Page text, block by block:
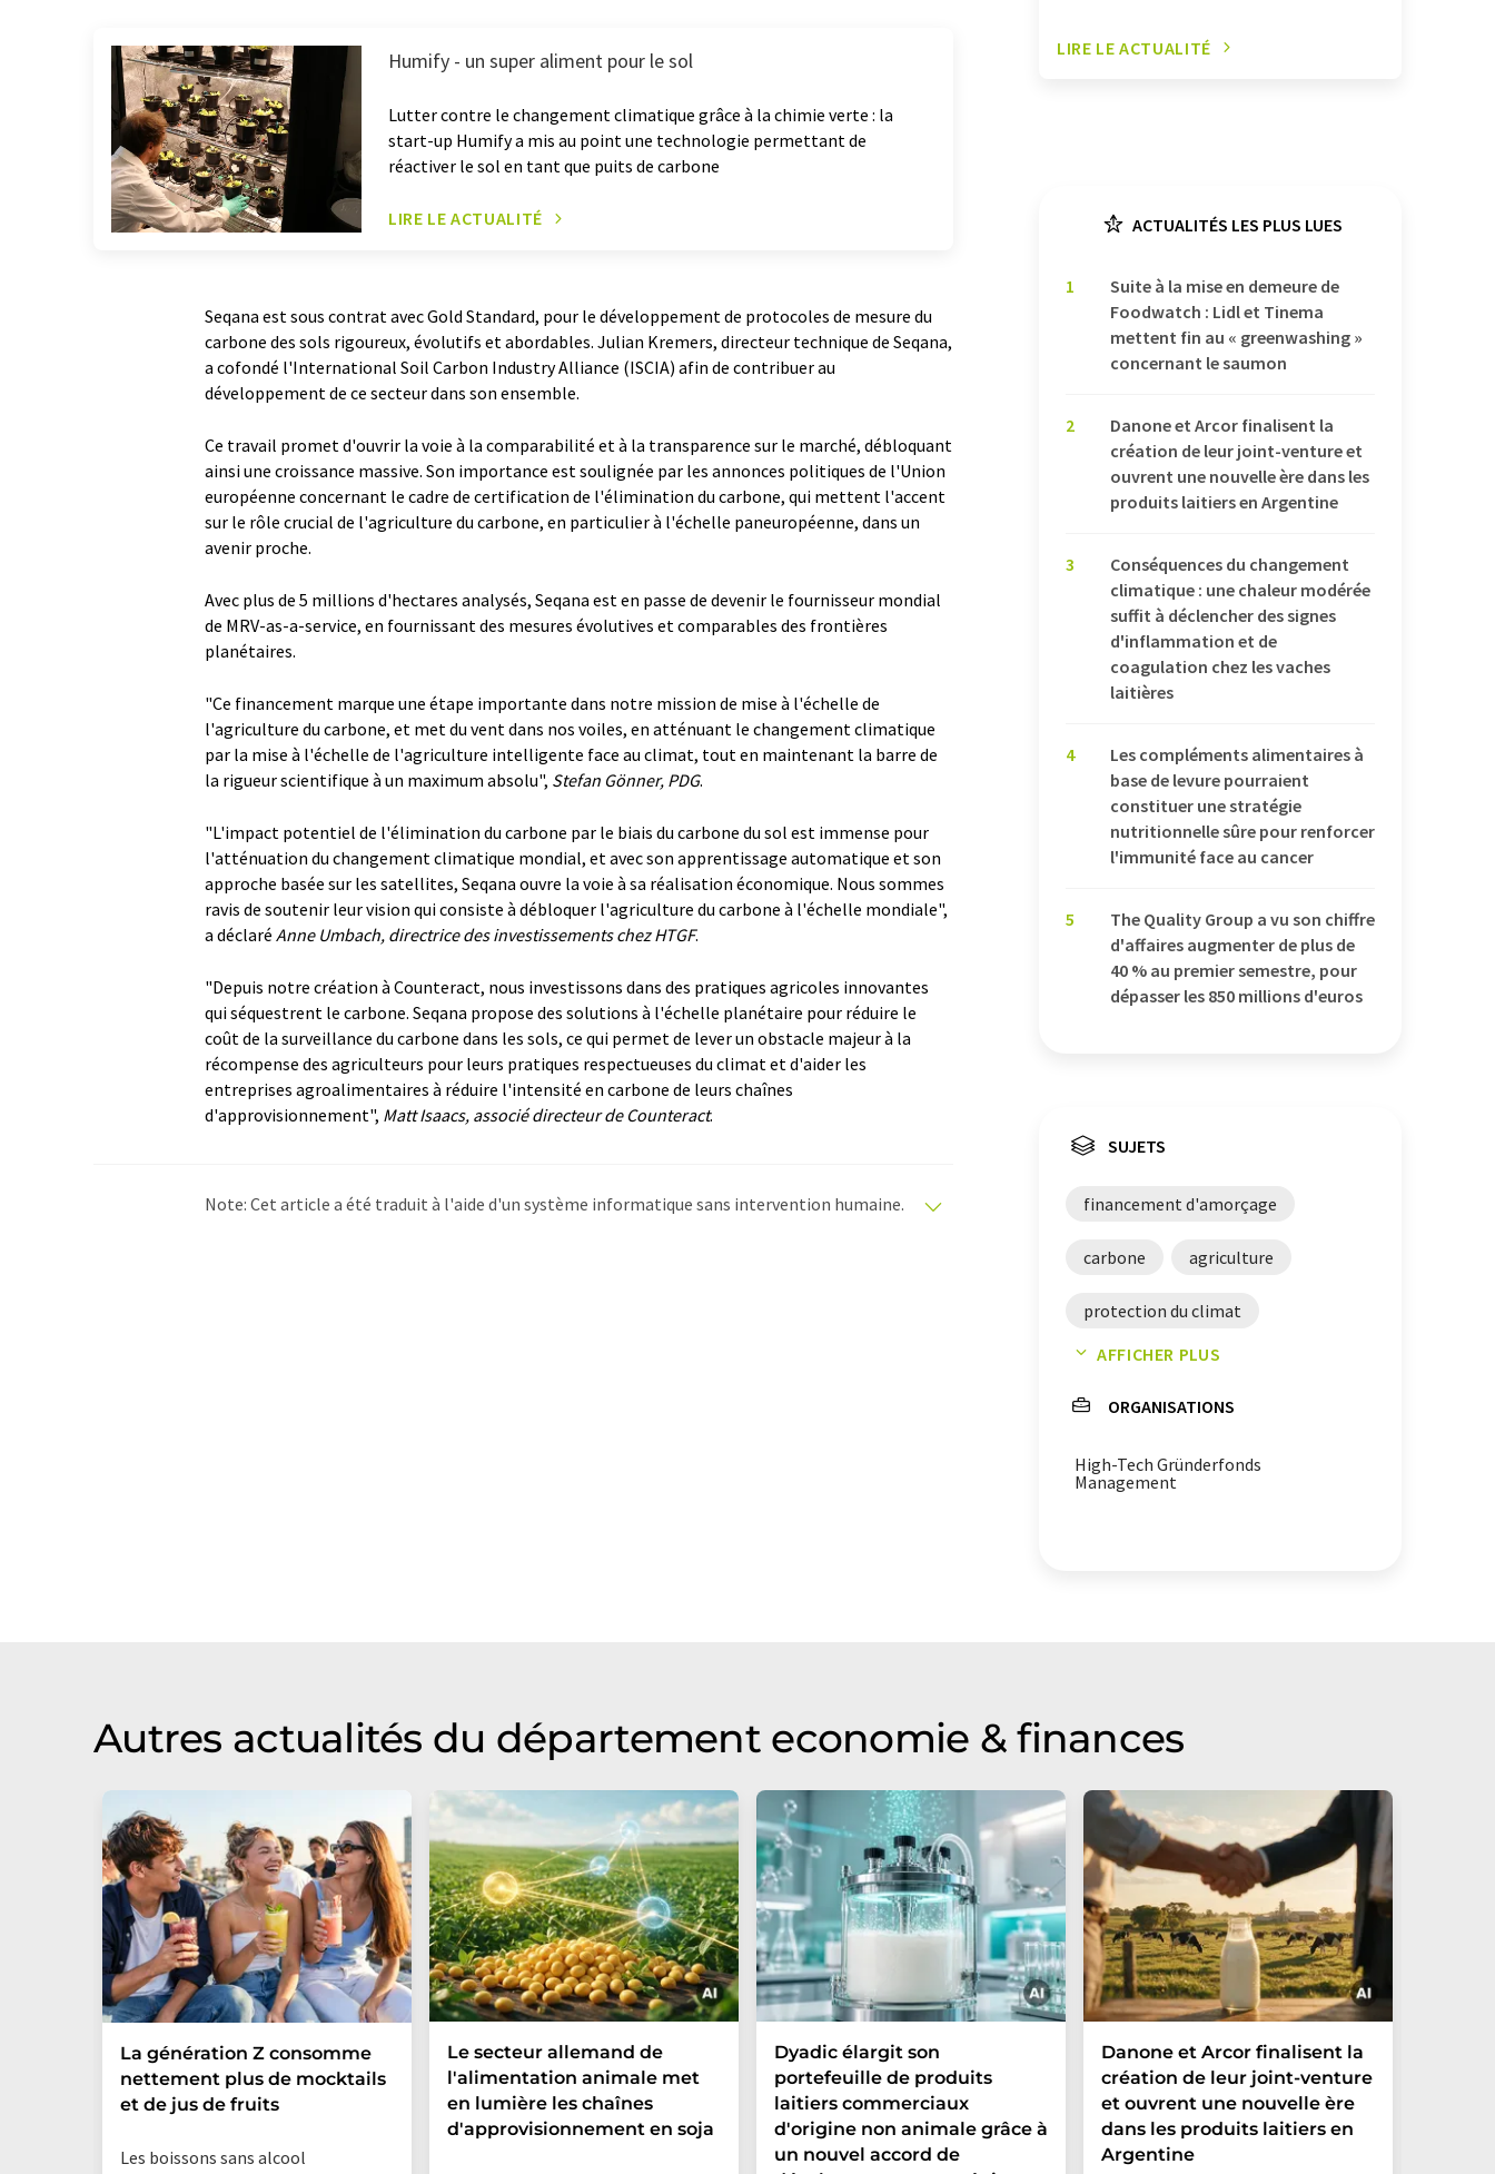
Humify - un super aliment pour le sol
Lutter contre le changement climatique grâce à la chimie verte : la
start-up Humify a mis au point une technologie permettant de
réactiver le sol en tant que puits de carbone
LIRE LE ACTUALITÉ
Seqana est sous contrat avec Gold Standard, pour le développement de protocoles de mesure du
carbone des sols rigoureux, évolutifs et abordables. Julian Kremers, directeur technique de Seqana,
a cofondé l'International Soil Carbon Industry Alliance (ISCIA) afin de contribuer au
développement de ce secteur dans son ensemble.
Ce travail promet d'ouvrir la voie à la comparabilité et à la transparence sur le marché, débloquant
ainsi une croissance massive. Son importance est soulignée par les annonces politiques de l'Union
européenne concernant le cadre de certification de l'élimination du carbone, qui mettent l'accent
sur le rôle crucial de l'agriculture du carbone, en particulier à l'échelle paneuropéenne, dans un
avenir proche.
Avec plus de 5 millions d'hectares analysés, Seqana est en passe de devenir le fournisseur mondial
de MRV-as-a-service, en fournissant des mesures évolutives et comparables des frontières
planétaires.
"Ce financement marque une étape importante dans notre mission de mise à l'échelle de
l'agriculture du carbone, et met du vent dans nos voiles, en atténuant le changement climatique
par la mise à l'échelle de l'agriculture intelligente face au climat, tout en maintenant la barre de
la rigueur scientifique à un maximum absolu", Stefan Gönner, PDG.
"L'impact potentiel de l'élimination du carbone par le biais du carbone du sol est immense pour
l'atténuation du changement climatique mondial, et avec son apprentissage automatique et son
approche basée sur les satellites, Seqana ouvre la voie à sa réalisation économique. Nous sommes
ravis de soutenir leur vision qui consiste à débloquer l'agriculture du carbone à l'échelle mondiale",
a déclaré Anne Umbach, directrice des investissements chez HTGF.
"Depuis notre création à Counteract, nous investissons dans des pratiques agricoles innovantes
qui séquestrent le carbone. Seqana propose des solutions à l'échelle planétaire pour réduire le
coût de la surveillance du carbone dans les sols, ce qui permet de lever un obstacle majeur à la
récompense des agriculteurs pour leurs pratiques respectueuses du climat et d'aider les
entreprises agroalimentaires à réduire l'intensité en carbone de leurs chaînes
d'approvisionnement", Matt Isaacs, associé directeur de Counteract.
Note: Cet article a été traduit à l'aide d'un système informatique sans intervention humaine.
LIRE LE ACTUALITÉ
ACTUALITÉS LES PLUS LUES
1
Suite à la mise en demeure de
Foodwatch : Lidl et Tinema
mettent fin au « greenwashing »
concernant le saumon
2
Danone et Arcor finalisent la
création de leur joint-venture et
ouvrent une nouvelle ère dans les
produits laitiers en Argentine
3
Conséquences du changement
climatique : une chaleur modérée
suffit à déclencher des signes
d'inflammation et de
coagulation chez les vaches
laitières
4
Les compléments alimentaires à
base de levure pourraient
constituer une stratégie
nutritionnelle sûre pour renforcer
l'immunité face au cancer
5
The Quality Group a vu son chiffre
d'affaires augmenter de plus de
40 % au premier semestre, pour
dépasser les 850 millions d'euros
SUJETS
financement d'amorçage
carbone agriculture
protection du climat
apprentissage automatique
AFFICHER PLUS
ORGANISATIONS
High-Tech Gründerfonds
Management
Autres actualités du département economie & finances
La génération Z consomme
nettement plus de mocktails
et de jus de fruits
Les boissons sans alcool
Le secteur allemand de
l'alimentation animale met
en lumière les chaînes
d'approvisionnement en soja
Dyadic élargit son
portefeuille de produits
laitiers commerciaux
d'origine non animale grâce à
un nouvel accord de
Danone et Arcor finalisent la
création de leur joint-venture
et ouvrent une nouvelle ère
dans les produits laitiers en
Argentine